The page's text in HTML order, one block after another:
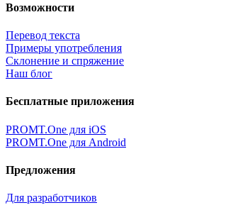
Возможности
Перевод текста
Примеры употребления
Склонение и спряжение
Наш блог
Бесплатные приложения
PROMT.One для iOS
PROMT.One для Android
Предложения
Для разработчиков